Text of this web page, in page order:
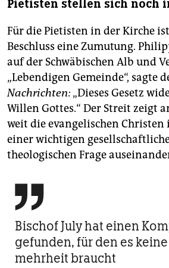
Pietisten stellen sich noch
Für die Pietisten in der Kirche
Beschluss eine Zumutung.
auf der Schwäbischen Alb und
„Lebendigen Gemeinde“, sagte
Nachrichten: „Dieses Gesetz
Willen Gottes.“ Der Streit zeigt
weit die evangelischen
einer wichtigen
theologischen Frage

Bischof July hat einen
gefunden, für den es
mehrheit braucht